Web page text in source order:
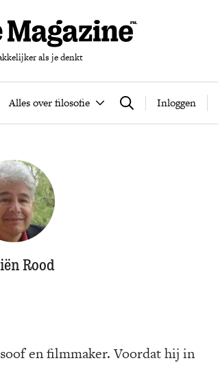
als je denkt
Alles over filosofie Zoeken Inloggen
Shortread Alles over filosofie
Rood
en filmmaker. Voordat hij in